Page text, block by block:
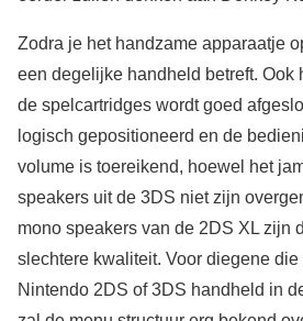
Zodra je het handzame apparaatje
een degelijke handheld betreft. Ook
de spelcartridges wordt goed
logisch gepositioneerd en de
volume is toereikend, hoewel het
speakers uit de 3DS niet zijn
mono speakers van de 2DS XL zijn
slechtere kwaliteit. Voor diegene die
Nintendo 2DS of 3DS handheld in